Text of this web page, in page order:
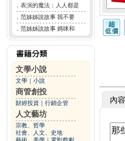
． 表演的魔法：人人都是
． 范姊姊說故事 我不要
． 范姊姊說故事 媽咪和
文學小說
文學 小說
商管創投
財經投資 行銷企管
人文藝坊
宗教、哲學
社會、人文、史地
內